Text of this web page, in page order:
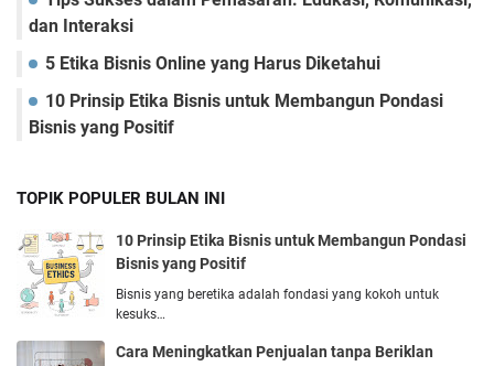
dan Intеraksi
5 Etika Bisnis Online yang Harus Diketahui
10 Prinsip Etika Bisnis untuk Membangun Pondasi
Bisnis yang Positif
TOPIK POPULER BULAN INI
10 Prinsip Etika Bisnis untuk Membangun Pondasi
Bisnis yang Positif
Bisnis yang beretika adalah fondasi yang kokoh untuk
kesuks…
Cara Mеningkatkan Pеnjualan tanpa Bеriklan